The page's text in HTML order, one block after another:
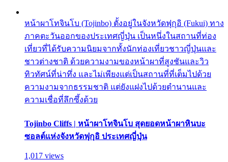
หน้าผาโทจินโบ (Tojinbo) ตั้งอยู่ในจังหวัดฟุกุอิ (Fukui) ทาง
ภาคตะวันออกของประเทศญี่ปุ่น เป็นหนึ่งในสถานที่ท่อง
เที่ยวที่ได้รับความนิยมจากทั้งนักท่องเที่ยวชาวญี่ปุ่นและ
ชาวต่างชาติ ด้วยความงามของหน้าผาที่สูงชันและวิว
ทิวทัศน์ที่น่าทึ่ง และไม่เพียงแต่เป็นสถานที่ที่เต็มไปด้วย
ความงามจากธรรมชาติ แต่ยังแฝงไปด้วยตำนานและ
ความเชื่อที่ลึกซึ้งด้วย
Tojinbo Cliffs | หน้าผาโทจินโบ สุดยอดหน้าผาหินบะ
ซอลต์แห่งจังหวัดฟุกุอิ ประเทศญี่ปุ่น
1,017 views